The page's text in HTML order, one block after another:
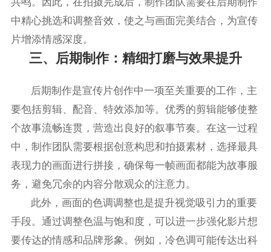
共鸣。因此，在拍摄完成后，制作团队需要在后期制作
中精心挑选和调整音效，使之与画面完美结合，为宣传
片增添情感深度。
三、后期制作：精细打磨与效果提升
后期制作是宣传片创作中一项至关重要的工作，主
要包括剪辑、配音、特效添加等。优秀的剪辑能够使整
个故事流畅连贯，营造出良好的叙事节奏。在这一过程
中，制作团队需要根据创意构思和拍摄素材，选择最具
表现力的画面进行拼接，确保每一帧画面都能为故事服
务，避免冗余的内容分散观众的注意力。
此外，画面的色调调整也是提升视觉吸引力的重要
手段。通过调整色温与饱和度，可以进一步强化影片想
要传达的情感和品牌形象。例如，冷色调可能传达出科